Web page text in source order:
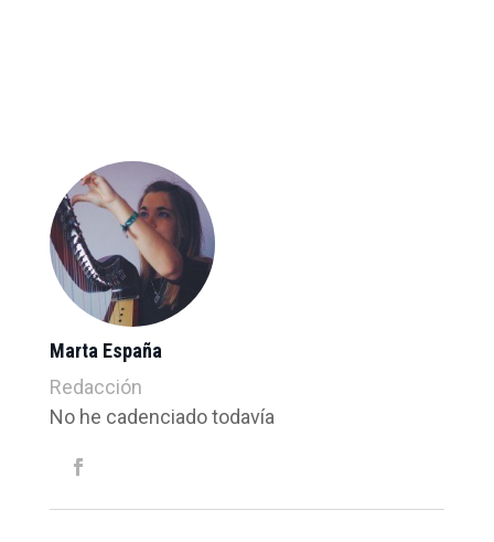
Marta España
Redacción
No he cadenciado todavía